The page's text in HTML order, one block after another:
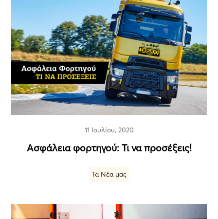
11 Ιουλίου, 2020
Ασφάλεια φορτηγού: Τι να προσέξεις!
Τα Νέα μας